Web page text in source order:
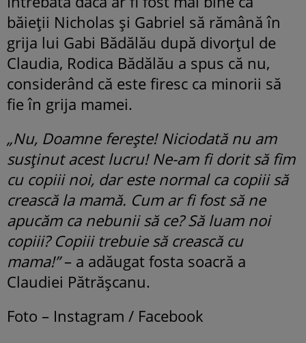
băieții Nicholas și Gabriel să rămână în
grija lui Gabi Bădălău după divorțul de
Claudia, Rodica Bădălău a spus că nu,
considerând că este firesc ca minorii să
fie în grija mamei.
„Nu, Doamne ferește! Niciodată nu am
susținut acest lucru! Ne-am fi dorit să fim
cu copiii noi, dar este normal ca copiii să
crească la mamă. Cum ar fi fost să ne
apucăm ca nebunii să ce? Să luam noi
copiii? Copiii trebuie să crească cu
mama!”– a adăugat fosta soacră a
Claudiei Pătrășcanu.
Foto – Instagram / Facebook